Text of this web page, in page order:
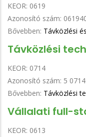
KEOR: 0619
Azonosító szám:
Bővebben: Távközlési
Távközlési
KEOR: 0714
Azonosító szám: 5
Bővebben: Távközlési
Vállalati full-
KEOR: 0613